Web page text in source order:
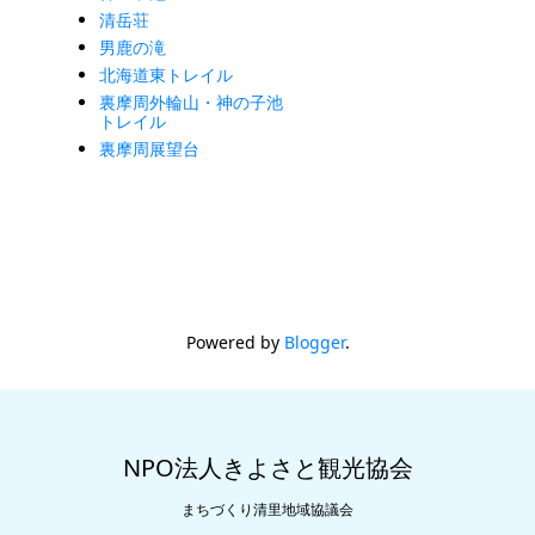
清岳荘
男鹿の滝
北海道東トレイル
裏摩周外輪山・神の子池
トレイル
裏摩周展望台
Powered by Blogger.
NPO法人きよさと観光協会
まちづくり清里地域協議会